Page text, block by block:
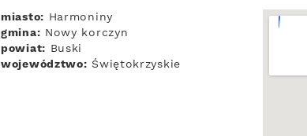
miasto: Harmoniny
gmina: Nowy korczyn
powiat: Buski
województwo: Świętokrzyskie